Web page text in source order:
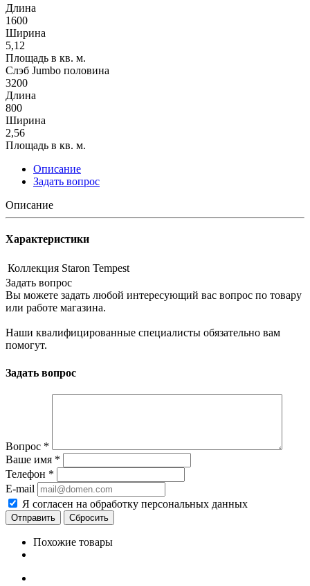
Длина
1600
Ширина
5,12
Площадь в кв. м.
Слэб Jumbo половина
3200
Длина
800
Ширина
2,56
Площадь в кв. м.
Описание
Задать вопрос
Описание
Характеристики
Коллекция Staron Tempest
Задать вопрос
Вы можете задать любой интересующий вас вопрос по товару
или работе магазина.
Наши квалифицированные специалисты обязательно вам
помогут.
Задать вопрос
Вопрос *
Ваше имя *
Телефон *
E-mail
Я согласен на обработку персональных данных
Сбросить
Похожие товары